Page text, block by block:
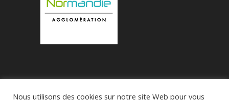
Nous utilisons des cookies sur notre site Web pour vous